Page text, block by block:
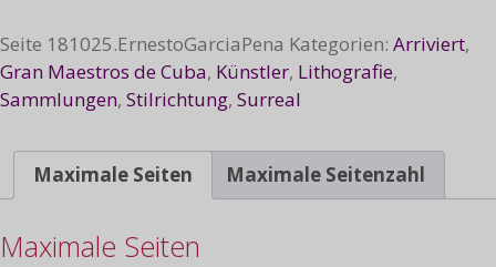
Seite 181025.ErnestoGarciaPena Kategorien: Arriviert,
Gran Maestros de Cuba, Künstler, Lithografie,
Sammlungen, Stilrichtung, Surreal
Maximale Seiten Maximale Seitenzahl
Maximale Seiten